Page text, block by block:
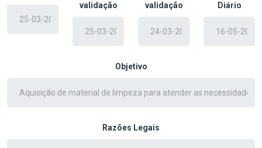
validação
validação
Diário
Objetivo
Razões Legais